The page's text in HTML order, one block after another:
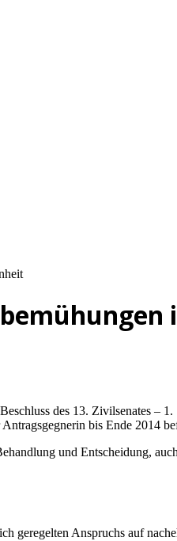
des 13. Zivilsenates –
bis Ende 2014
und Entscheidung,
geregelten Anspruchs auf